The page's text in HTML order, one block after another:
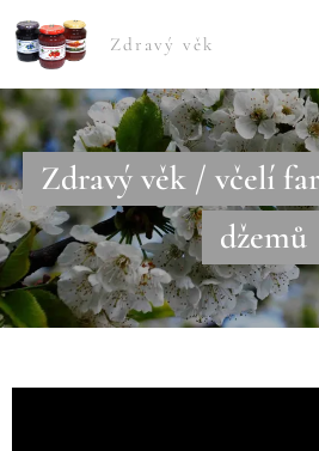
Zdravý věk
Zdravý věk / včelí
džemů